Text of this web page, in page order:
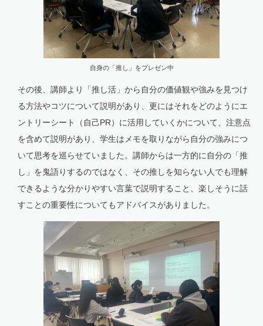
自身の「推し」をプレゼン中
その後、講師より「推し活」から自分の価値観や強みを見つけ
る方法やコツについて説明があり、更にはそれをどのようにエ
ントリーシート（自己PR）に活用していくかについて、注意点
を含めて説明があり、学生はメモを取りながら自分の強みにつ
いて思考を巡らせていました。講師からは一方的に自分の「推
し」を鬼語りするのではなく、その推しを知らない人でも理解
できるような分かりやすい言葉で説明すること、楽しそうに話
すことの重要性についてもアドバイスがありました。